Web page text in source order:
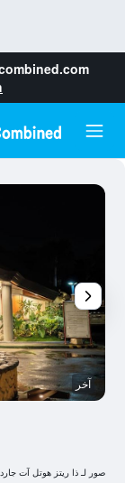
آخر
صور لـ ذا ريتز هوتل آت